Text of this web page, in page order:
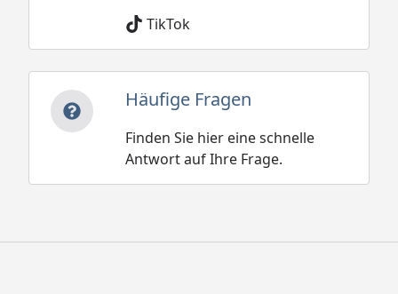
TikTok
Häufige Fragen
Finden Sie hier eine schnelle
Antwort auf Ihre Frage.